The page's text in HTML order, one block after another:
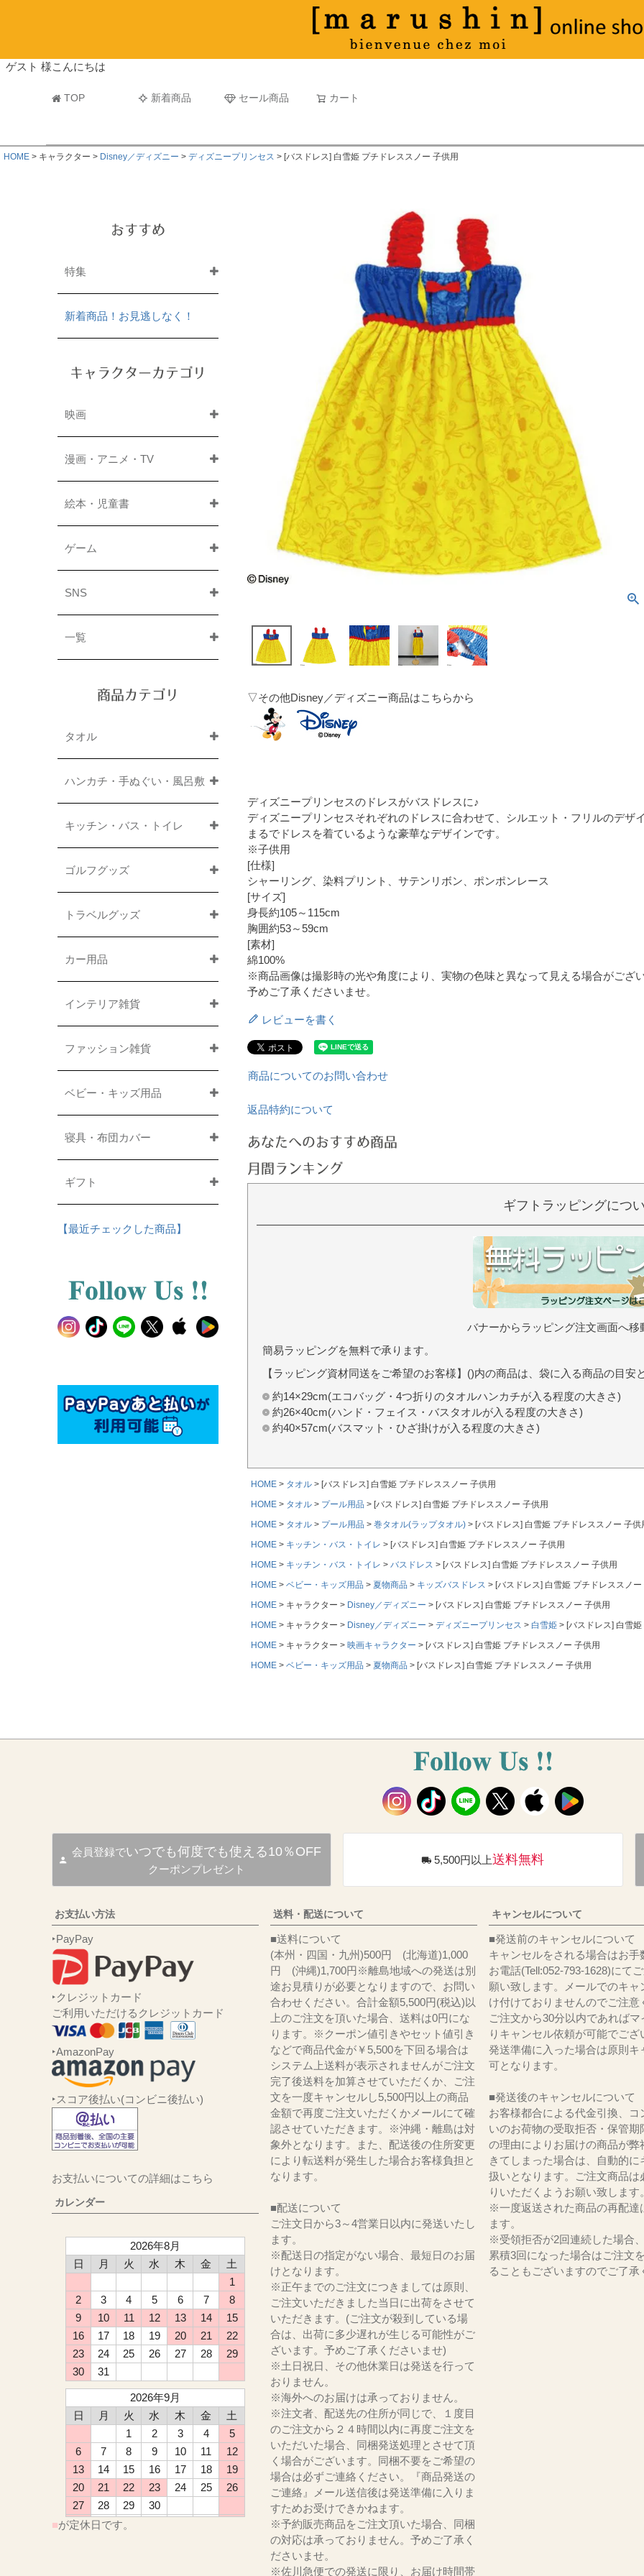
ゲスト 様こんにちは
TOP 新着商品 セール商品 カート
マフラータオル
並び順
新着順
古い順 価格が
HOME キャラクター Disney／ディズニー ディズニープリンセス [バスドレス] 白雪姫 プチドレススノー 子供用
おすすめ
特集
新着商品！お見逃しなく！
キャラクターカテゴリ
映画
漫画・アニメ・TV
絵本・児童書
ゲーム
SNS
一覧
商品カテゴリ
タオル
ハンカチ・手ぬぐい・風呂敷
キッチン・バス・トイレ
ゴルフグッズ
トラベルグッズ
カー用品
インテリア雑貨
ファッション雑貨
ベビー・キッズ用品
寝具・布団カバー
ギフト
【最近チェックした商品】
▽その他Disney／ディズニー商品はこちらから
ディズニープリンセスのドレスがバスドレスに♪
ディズニープリンセスそれぞれのドレスに合わせて、シルエット・フリルのデザ
まるでドレスを着ているような豪華なデザインです。
※子供用
[仕様]
シャーリング、染料プリント、サテンリボン、ポンポンレース
[サイズ]
身長約105～115cm
胸囲約53～59cm
[素材]
綿100%
※商品画像は撮影時の光や角度により、実物の色味と異なって見える場合がござい
予めご了承くださいませ。
レビューを書く
商品についてのお問い合わせ
返品特約について
あなたへのおすすめ商品
月間ランキング
ギフトラッピングにつ
バナーからラッピング注文画面へ移
簡易ラッピングを無料で承ります。
【ラッピング資材同送をご希望のお客様】()内の商品は、袋に入る商品の目安
約14×29cm(エコバッグ・4つ折りのタオルハンカチが入る程度の大きさ)
約26×40cm(ハンド・フェイス・バスタオルが入る程度の大きさ)
約40×57cm(バスマット・ひざ掛けが入る程度の大きさ)
HOME タオル
[バスドレス] 白雪姫 プチドレススノー 子供用
HOME
タオル プール用品
[バスドレス] 白雪姫 プチドレススノー 子供用
HOME
タオル プール用品 巻タオル(ラップタオル)
[バスドレス] 白雪姫 プチドレススノー 子供
HOME
キッチン・バス・トイレ
[バスドレス] 白雪姫 プチドレススノー 子供用
HOME
キッチン・バス・トイレ バスドレス
[バスドレス] 白雪姫 プチドレススノー 子供用
HOME
ベビー・キッズ用品 夏物商品 キッズバスドレス
[バスドレス] 白雪姫 プチドレススノー
HOME
キャラクター Disney／ディズニー
[バスドレス] 白雪姫 プチドレススノー 子供用
HOME
キャラクター Disney／ディズニー ディズニープリンセス 白雪姫
[バスドレス] 白雪
HOME
キャラクター 映画キャラクター
[バスドレス] 白雪姫 プチドレススノー 子供用
HOME
ベビー・キッズ用品 夏物商品 [バスドレス] 白雪姫 プチドレススノー 子供用
会員登録でいつでも何度でも使える10％OFF
クーポンプレゼント
5,500円以上送料無料
お支払い方法
‣PayPay
‣クレジットカード
ご利用いただけるクレジットカード
‣AmazonPay
‣スコア後払い(コンビニ後払い)
お支払いについての詳細はこちら
カレンダー
2026年8月
日
月 火 水 木 金
土
1
2
3 4 5 6 7
8
9
10 11 12 13 14
15
16
17 18 19 20 21
22
23
24 25 26 27 28
29
30
31
2026年9月
日
月 火 水 木 金
土
1
2 3 4
5
6
7 8 9 10 11
12
13
14 15 16 17 18
19
20
21 22 23 24 25
26
27
28 29
30
■が定休日です。
送料・配送について
■送料について
(本州・四国・九州)500円 (北海道)1,000
円 (沖縄)1,700円※離島地域への発送は別
途お見積りが必要となりますので、お問い
合わせください。合計金額5,500円(税込)以
上のご注文を頂いた場合、送料は0円にな
ります。※クーポン値引きやセット値引き
などで商品代金が￥5,500を下回る場合は
システム上送料が表示されませんがご注文
完了後送料を加算させていただくか、ご注
文を一度キャンセルし5,500円以上の商品
金額で再度ご注文いただくかメールにて確
認させていただきます。※沖縄・離島は対
象外となります。また、配送後の住所変更
により転送料が発生した場合お客様負担と
なります。
■配送について
ご注文日から3～4営業日以内に発送いたし
ます。
※配送日の指定がない場合、最短日のお届
けとなります。
※正午までのご注文につきましては原則、
ご注文いただきました当日に出荷をさせて
いただきます。(ご注文が殺到している場
合は、出荷に多少遅れが生じる可能性がご
ざいます。予めご了承くださいませ)
※土日祝日、その他休業日は発送を行って
おりません。
※海外へのお届けは承っておりません。
※注文者、配送先の住所が同じで、１度目
のご注文から２４時間以内に再度ご注文を
いただいた場合、同梱発送処理とさせて頂
く場合がございます。同梱不要をご希望の
場合は必ずご連絡ください。『商品発送の
ご連絡』メール送信後は発送準備に入りま
すためお受けできかねます。
※予約販売商品をご注文頂いた場合、同梱
の対応は承っておりません。予めご了承く
ださいませ。
※佐川急便での発送に限り、お届け時間帯
キャンセルについて
■発送前のキャンセルについて
キャンセルをされる場合はお手
お電話(Tell:052-793-1628)にて
願い致します。メールでのキャ
け付けておりませんのでご注意
ご注文から30分以内であればマ
りキャンセル依頼が可能でござ
発送準備に入った場合は原則キ
可となります。
■発送後のキャンセルについて
お客様都合による代金引換、コ
いのお荷物の受取拒否・保管期
の理由によりお届けの商品が弊
きてしまった場合は、自動的に
扱いとなります。ご注文商品は
りいただくようお願い致します。
※一度返送された商品の再配達
ます。
※受領拒否が2回連続した場合
累積3回になった場合はご注文
ることもございますのでご了承